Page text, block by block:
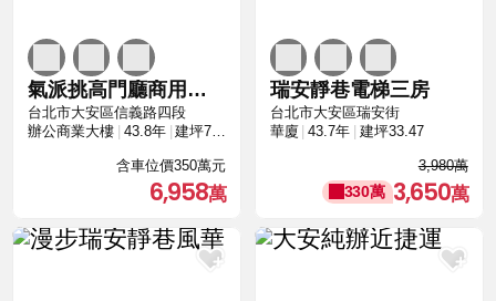
氣派挑高門廳商用法人可買附坡車
台北市大安區信義路四段
辦公商業大樓
43.8年 建坪71.92
含車位價350萬元
6,958
瑞安靜巷電梯三房
台北市大安區瑞安街
華廈
43.7年 建坪33.47
3,980萬
330萬 3,650